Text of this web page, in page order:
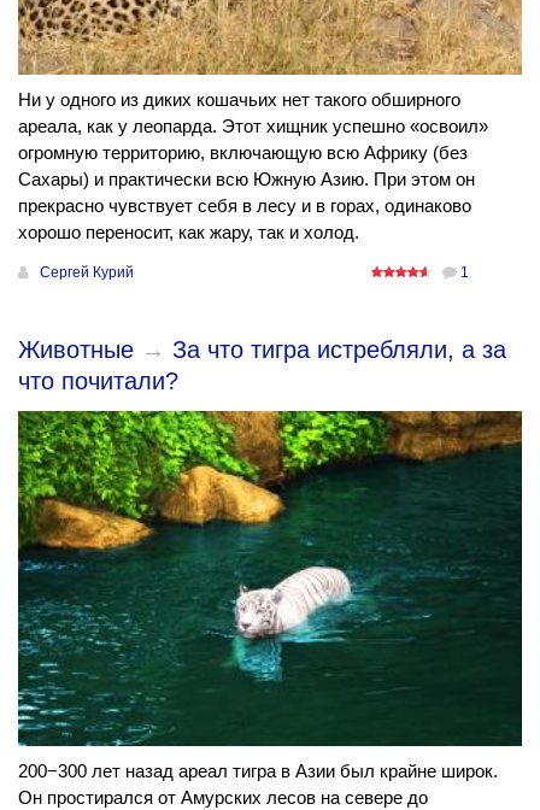
Ни у одного из диких кошачьих нет такого обширного
ареала, как у леопарда. Этот хищник успешно «освоил»
огромную территорию, включающую всю Африку (без
Сахары) и практически всю Южную Азию. При этом он
прекрасно чувствует себя в лесу и в горах, одинаково
хорошо переносит, как жару, так и холод.
Сергей Курий 1
Животные → За что тигра истребляли, а за
что почитали?
200−300 лет назад ареал тигра в Азии был крайне широк.
Он простирался от Амурских лесов на севере до